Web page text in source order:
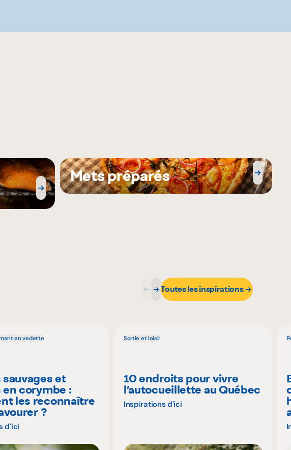
Mets préparés
Toutes les inspirations
en vedette
sauvages et
corymbe :
les reconnaître
?
d'ici
Sortie et loisir
10 endroits pour vivre
l’autocueillette au Québec
Inspirations d'ici